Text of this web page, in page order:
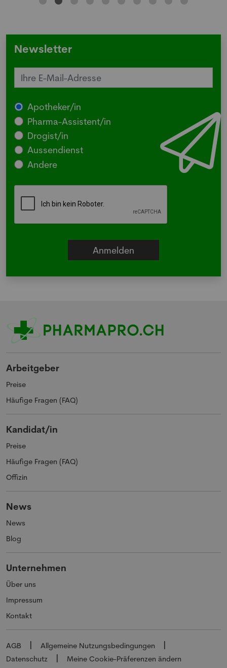
Newsletter
Apotheker/in
Pharma-Assistent/in
Drogist/in
Aussendienst
Andere
Arbeitgeber
Preise
Häufige Fragen (FAQ)
Kandidat/in
Preise
Häufige Fragen (FAQ)
Offizin
News
News
Blog
Unternehmen
Über uns
Impressum
Kontakt
AGB
Allgemeine Nutzungsbedingungen
Datenschutz
Meine Cookie-Präferenzen ändern